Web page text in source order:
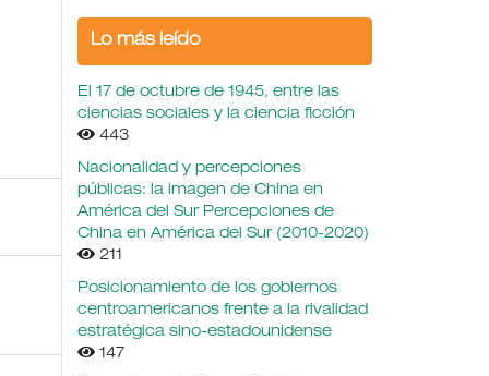
Lo más leído
El 17 de octubre de 1945, entre las
ciencias sociales y la ciencia ficción
443
Nacionalidad y percepciones
públicas: la imagen de China en
América del Sur Percepciones de
China en América del Sur (2010-2020)
211
Posicionamiento de los gobiernos
centroamericanos frente a la rivalidad
estratégica sino-estadounidense
147